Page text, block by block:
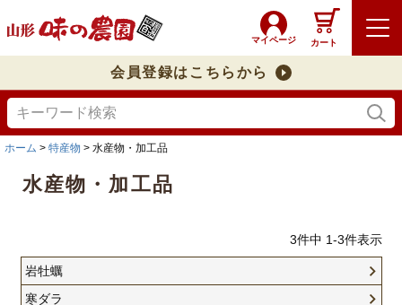
マイページ カート
会員登録はこちらから
ホーム 特産物 水産物・加工品
水産物・加工品
3件中 1-3件表示
岩牡蠣
寒ダラ